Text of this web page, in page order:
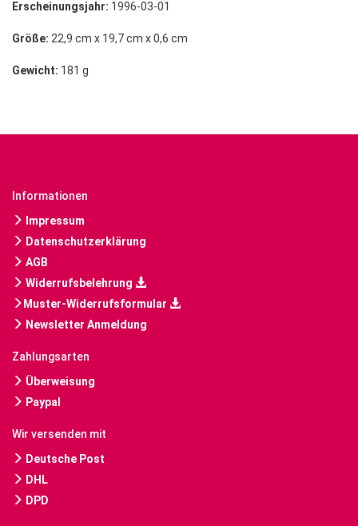
Erscheinungsjahr: 1996-03-01
Größe: 22,9 cm x 19,7 cm x 0,6 cm
Gewicht: 181 g
Informationen
Impressum
Datenschutzerklärung
AGB
Widerrufsbelehrung
Muster-Widerrufsformular
Newsletter Anmeldung
Zahlungsarten
Überweisung
Paypal
Wir versenden mit
Deutsche Post
DHL
DPD